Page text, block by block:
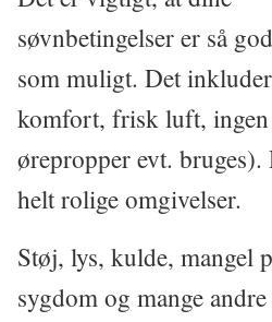
søvnbetingelser er så
som muligt. Det
komfort, frisk luft, ingen
ørepropper evt.
helt rolige omgivelser.
Støj, lys, kulde, mangel
sygdom og mange